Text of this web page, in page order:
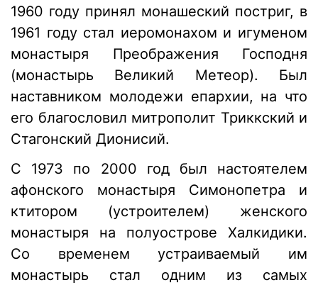
1960 году принял монашеский постриг, в
1961 году стал иеромонахом и игуменом
монастыря Преображения Господня
(монастырь Великий Метеор). Был
наставником молодежи епархии, на что
его благословил митрополит Триккский и
Стагонский Дионисий.
С 1973 по 2000 год был настоятелем
афонского монастыря Симонопетра и
ктитором (устроителем) женского
монастыря на полуострове Халкидики.
Со временем устраиваемый им
монастырь стал одним из самых